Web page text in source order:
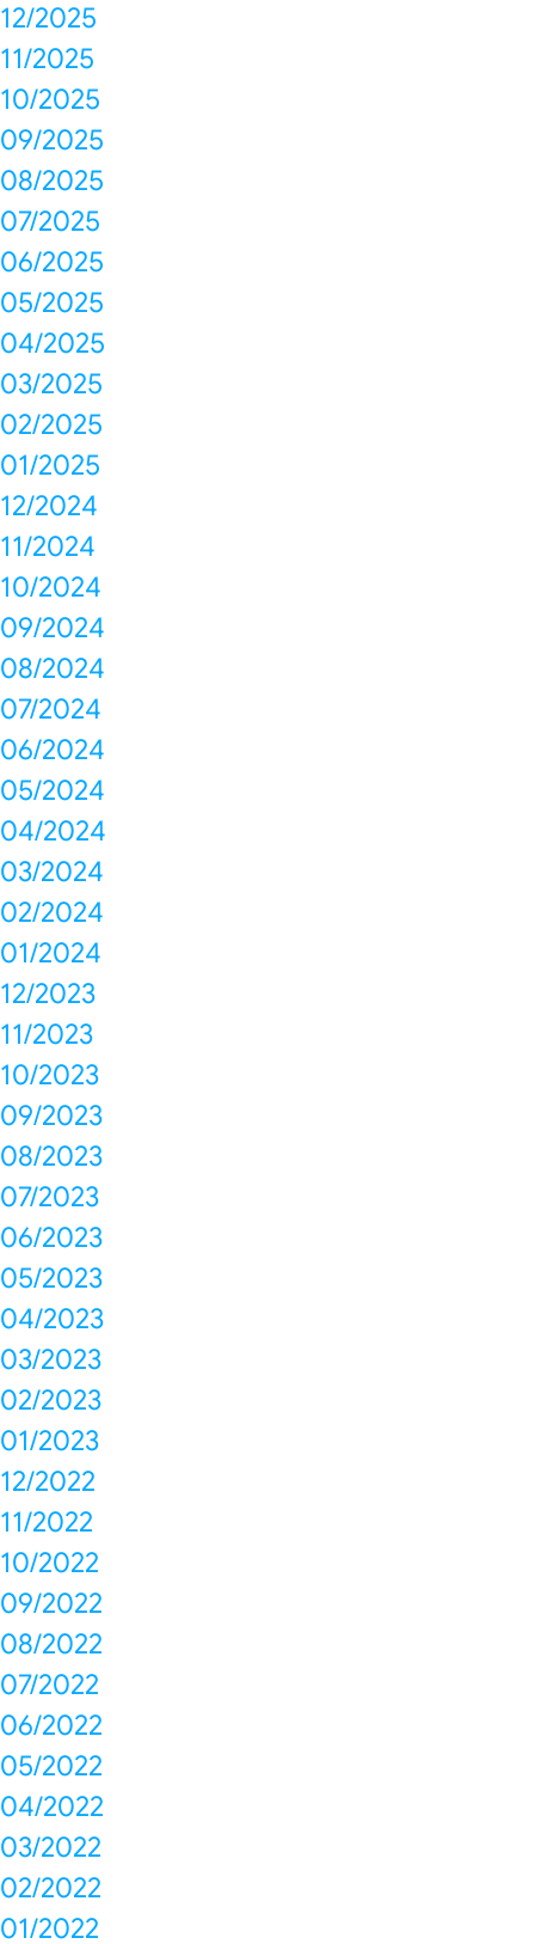
12/2025
11/2025
10/2025
09/2025
08/2025
07/2025
06/2025
05/2025
04/2025
03/2025
02/2025
01/2025
12/2024
11/2024
10/2024
09/2024
08/2024
07/2024
06/2024
05/2024
04/2024
03/2024
02/2024
01/2024
12/2023
11/2023
10/2023
09/2023
08/2023
07/2023
06/2023
05/2023
04/2023
03/2023
02/2023
01/2023
12/2022
11/2022
10/2022
09/2022
08/2022
07/2022
06/2022
05/2022
04/2022
03/2022
02/2022
01/2022